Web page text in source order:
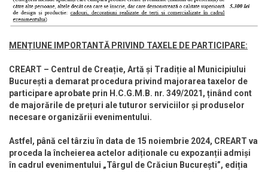
MENȚIUNE IMPORTANTĂ PRIVIND TAXELE DE PARTICIPARE:
CREART – Centrul de Creație, Artă și Tradiție al Municipiului
București a demarat procedura privind majorarea taxelor de
participare aprobate prin H.C.G.M.B. nr. 349/2021, ținând cont
de majorările de prețuri ale tuturor serviciilor și produselor
necesare organizării evenimentului.
Astfel, până cel târziu în data de 15 noiembrie 2024, CREART va
proceda la încheierea actelor adiționale cu expozanții admiși
în cadrul evenimentului „Târgul de Crăciun București”, ediția